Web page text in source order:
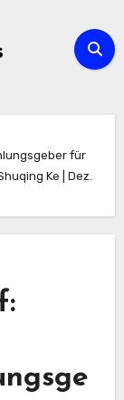
für
Ke | Dez.